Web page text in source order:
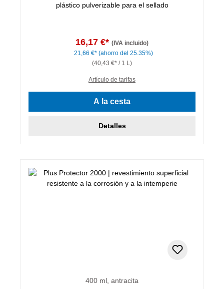
plástico pulverizable para el sellado
16,17 €* (IVA incluido)
21,66 €* (ahorro del 25.35%)
(40,43 €* / 1 L)
Artículo de tarifas
A la cesta
Detalles
400 ml, antracita